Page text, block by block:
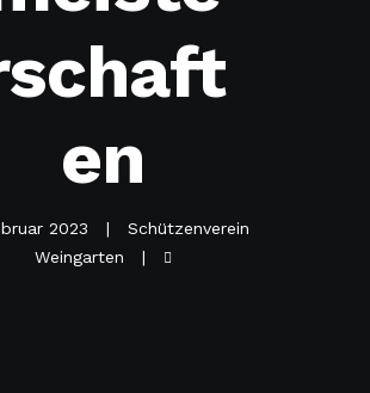
en
2023
Schützenverein
Weingarten